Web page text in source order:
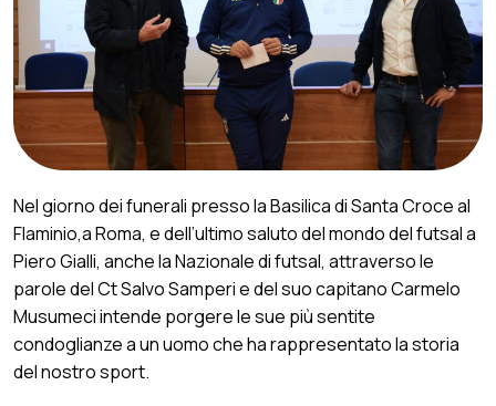
Nel giorno dei funerali presso la Basilica di Santa Croce al
Flaminio,a Roma, e dell’ultimo saluto del mondo del futsal a
Piero Gialli, anche la Nazionale di futsal, attraverso le
parole del Ct Salvo Samperi e del suo capitano Carmelo
Musumeci intende porgere le sue più sentite
condoglianze a un uomo che ha rappresentato la storia
del nostro sport.